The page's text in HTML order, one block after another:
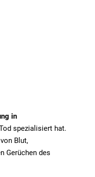
in
spezialisiert hat.
Blut,
Gerüchen des